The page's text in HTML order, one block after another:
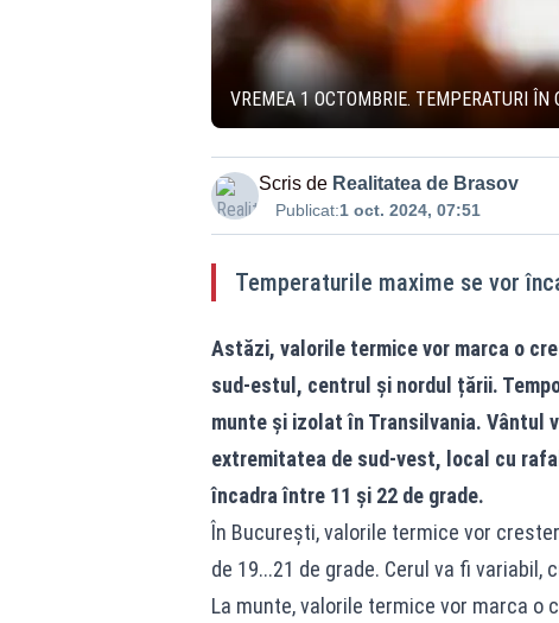
VREMEA 1 OCTOMBRIE. TEMPERATURI
Scris de Realitatea de Brasov
Publicat:1 oct. 2024, 07:51
Temperaturile maxime se vor
Astăzi, valorile termice vor marca o
sud-estul, centrul și nordul țării.
munte și izolat în Transilvania. Vântul
extremitatea de sud-vest, local cu
încadra între 11 şi 22 de grade.
În București, valorile termice vor
de 19...21 de grade. Cerul va fi
La munte, valorile termice vor marca o